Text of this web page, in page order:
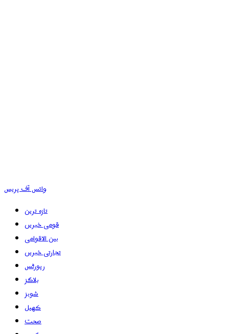
وائس آف پریس
تازہ ترین
قومی خبریں
بین الاقوامی
تجارتی خبریں
رپورٹس
بلاگز
شوبز
کھیل
صحت